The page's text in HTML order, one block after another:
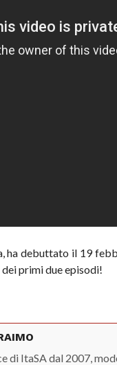
ha debuttato il 19
primi due episodi!
di ItaSA dal 2007,